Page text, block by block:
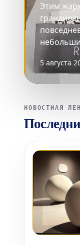
Этим
5 августа
НОВОСТНАЯ